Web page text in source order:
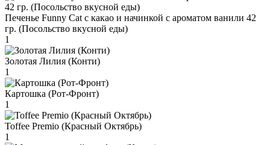
Печенье Funny Сat с какао и начинкой с ароматом ванили 42
гр. (Посольство вкусной еды)
1
Золотая Лилия (Конти)
1
Картошка (Рот-Фронт)
1
Toffee Premio (Красный Октябрь)
1